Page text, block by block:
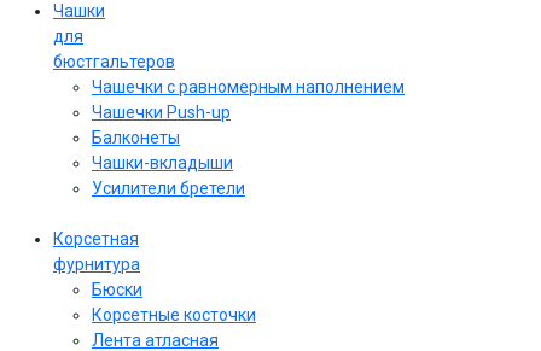
Чашки
для
бюстгальтеров
Чашечки с равномерным наполнением
Чашечки Push-up
Балконеты
Чашки-вкладыши
Усилители бретели
Корсетная
фурнитура
Бюски
Корсетные косточки
Лента атласная